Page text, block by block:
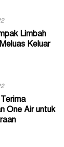
Limbah
Keluar
One Air untuk